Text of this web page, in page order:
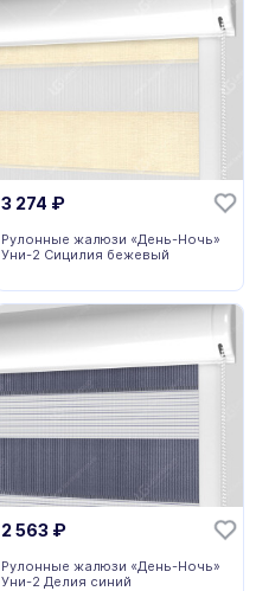
3 274 ₽
Рулонные жалюзи «День-Ночь»
Уни-2 Сицилия бежевый
2 563 ₽
Рулонные жалюзи «День-Ночь»
Уни-2 Делия синий